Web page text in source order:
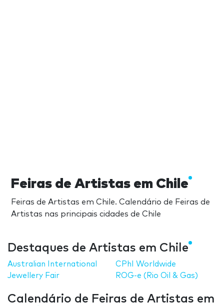
Feiras de Artistas em Chile
Feiras de Artistas em Chile. Calendário de Feiras de
Artistas nas principais cidades de Chile
Destaques de Artistas em Chile
Australian International
Jewellery Fair
CPhI Worldwide
ROG-e (Rio Oil & Gas)
Calendário de Feiras de Artistas em